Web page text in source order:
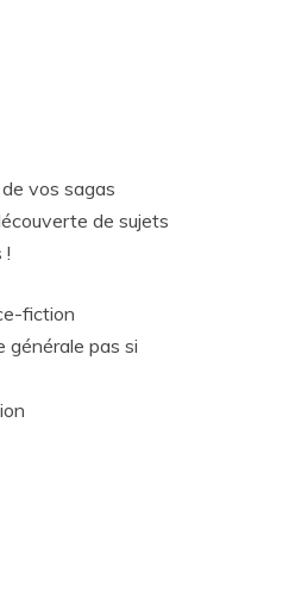
vos sagas
de sujets
!
fiction
générale pas si